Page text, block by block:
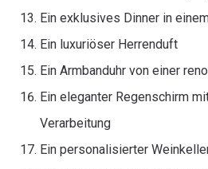
Ein exklusives Dinner in
Ein luxuriöser Herrenduft
Ein Armbanduhr von einer
Ein eleganter Regenschirm
Verarbeitung
Ein personalisierter